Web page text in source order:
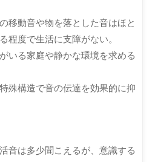
移動音や物を落とした音はほと
程度で生活に支障がない。
いる家庭や静かな環境を求める
殊構造で音の伝達を効果的に抑
音は多少聞こえるが、意識する